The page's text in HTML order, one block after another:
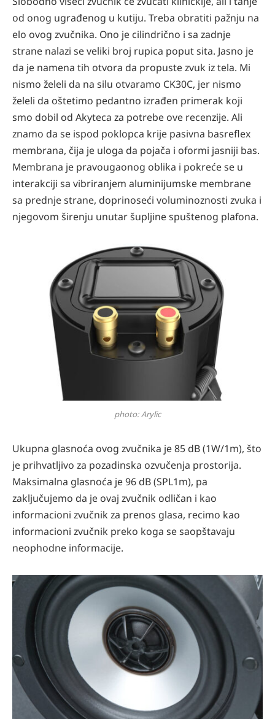
od onog ugrađenog u kutiju. Treba obratiti pažnju na
elo ovog zvučnika. Ono je cilindrično i sa zadnje
strane nalazi se veliki broj rupica poput sita. Jasno je
da je namena tih otvora da propuste zvuk iz tela. Mi
nismo želeli da na silu otvaramo CK30C, jer nismo
želeli da oštetimo pedantno izrađen primerak koji
smo dobil od Akyteca za potrebe ove recenzije. Ali
znamo da se ispod poklopca krije pasivna basreflex
membrana, čija je uloga da pojača i oformi jasniji bas.
Membrana je pravougaonog oblika i pokreće se u
interakciji sa vibriranjem aluminijumske membrane
sa prednje strane, doprinoseći voluminoznosti zvuka i
njegovom širenju unutar šupljine spuštenog plafona.
photo: Arylic
Ukupna glasnoća ovog zvučnika je 85 dB (1W/1m), što
je prihvatljivo za pozadinska ozvučenja prostorija.
Maksimalna glasnoća je 96 dB (SPL1m), pa
zaključujemo da je ovaj zvučnik odličan i kao
informacioni zvučnik za prenos glasa, recimo kao
informacioni zvučnik preko koga se saopštavaju
neophodne informacije.